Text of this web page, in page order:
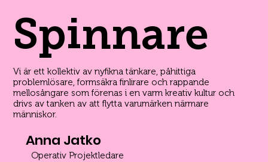
Spinnare
Vi är ett kollektiv av nyfikna tänkare, påhittiga
problemlösare, formsäkra finlirare och rappande
mellosångare som förenas i en varm kreativ kultur och
drivs av tanken av att flytta varumärken närmare
människor.
Anna Jatko
Operativ Projektledare